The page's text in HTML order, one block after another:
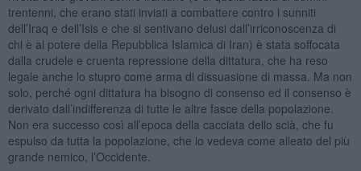
trentenni, che erano stati inviati a combattere contro i sunniti
dell’Iraq e dell’Isis e che si sentivano delusi dall’irriconoscenza di
chi è al potere della Repubblica Islamica di Iran) è stata soffocata
dalla crudele e cruenta repressione della dittatura, che ha reso
legale anche lo stupro come arma di dissuasione di massa. Ma non
solo, perché ogni dittatura ha bisogno di consenso ed il consenso è
derivato dall’indifferenza di tutte le altre fasce della popolazione.
Non era successo così all’epoca della cacciata dello scià, che fu
espulso da tutta la popolazione, che lo vedeva come alleato del più
grande nemico, l’Occidente.